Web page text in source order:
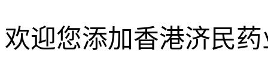
欢迎您添加香港济民